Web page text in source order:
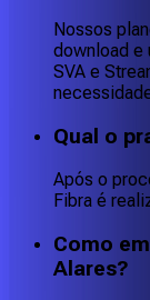
Nossos
download e
SVA e
Qual o
Após o
Fibra é
Como
Alares?